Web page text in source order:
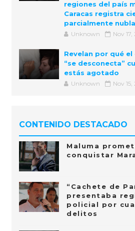
regiones del país
Caracas registra
parcialmente
Unknown Nov
Revelan por qué el
“se desconecta”
estás agotado
Unknown Nov
CONTENIDO DESTACADO
Maluma
conquistar
“Cachete de
presentaba
policial por
delitos